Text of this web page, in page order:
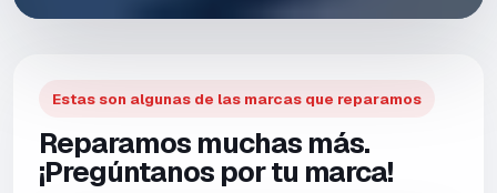
Estas son algunas de las marcas que reparamos
Reparamos muchas más.
¡Pregúntanos por tu marca!